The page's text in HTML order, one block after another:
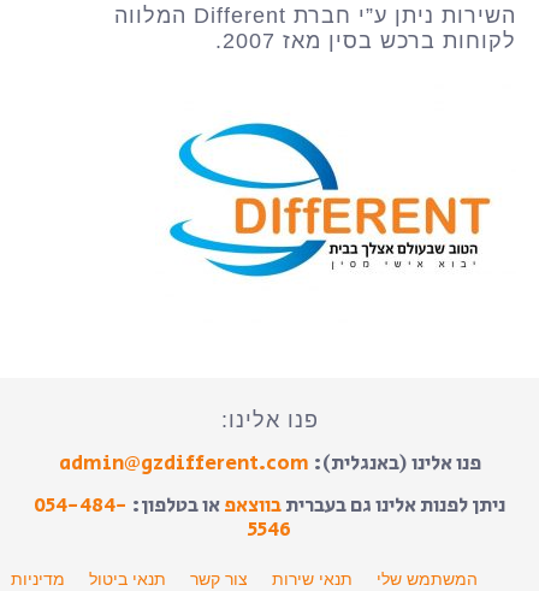
השירות ניתן ע”י חברת Different המלווה
לקוחות ברכש בסין מאז 2007.
פנו אלינו:
פנו אלינו (באנגלית): admin@gzdifferent.com
ניתן לפנות אלינו גם בעבריתבווצאפאו בטלפון: 054-484-
5546
המשתמש שלי תנאי שירות צור קשר תנאי ביטול מדיניות